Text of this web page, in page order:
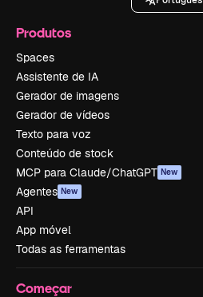
Produtos
Spaces
Assistente de IA
Gerador de imagens
Gerador de vídeos
Texto para voz
Conteúdo de stock
MCP para Claude/ChatGPT New
Agentes New
API
App móvel
Todas as ferramentas
Começar